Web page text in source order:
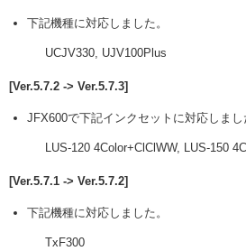
下記機種に対応しました。
UCJV330, UJV100Plus
[Ver.5.7.2 -> Ver.5.7.3]
JFX600で下記インクセットに対応しまし
LUS-120 4Color+ClClWW, LUS-150
[Ver.5.7.1 -> Ver.5.7.2]
下記機種に対応しました。
TxF300